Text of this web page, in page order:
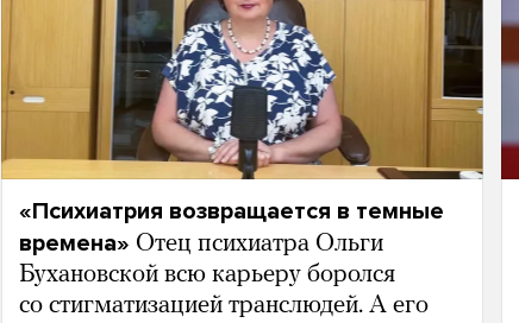
«Психиатрия возвращается в темные
времена» Отец психиатра Ольги
Бухановской всю карьеру боролся
со стигматизацией транслюдей. А его